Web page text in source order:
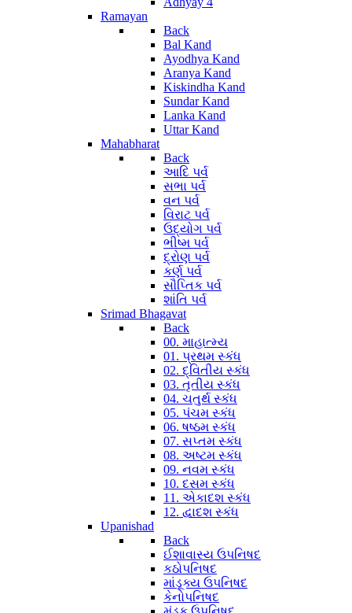
Ramayan
Back
Bal Kand
Ayodhya Kand
Aranya Kand
Kiskindha Kand
Sundar Kand
Lanka Kand
Uttar Kand
Mahabharat
Back
આદિ પર્વ
સભા પર્વ
વન પર્વ
વિરાટ પર્વ
ઉદ્યોગ પર્વ
ભીષ્મ પર્વ
દ્રોણ પર્વ
કર્ણ પર્વ
સૌપ્તિક પર્વ
શાંતિ પર્વ
Srimad Bhagavat
Back
00. માહાત્મ્ય
01. પ્રથમ સ્કંધ
02. દ્વિતીય સ્કંધ
03. તૃતીય સ્કંધ
04. ચતુર્થ સ્કંધ
05. પંચમ સ્કંધ
06. ષષ્ઠમ સ્કંધ
07. સપ્તમ સ્કંધ
08. અષ્ટમ સ્કંધ
09. નવમ સ્કંધ
10. દસમ સ્કંધ
11. એકાદશ સ્કંધ
12. દ્વાદશ સ્કંધ
Upanishad
Back
ઈશાવાસ્ય ઉપનિષદ
કઠોપનિષદ
માંડૂક્ય ઉપનિષદ
કેનોપનિષદ